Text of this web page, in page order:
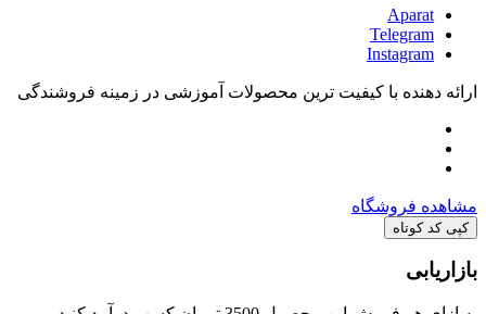
Aparat
Telegram
Instagram
ارائه دهنده با کیفیت ترین محصولات آموزشی در زمینه فروشندگی
مشاهده فروشگاه
کپی کد کوتاه
بازاریابی